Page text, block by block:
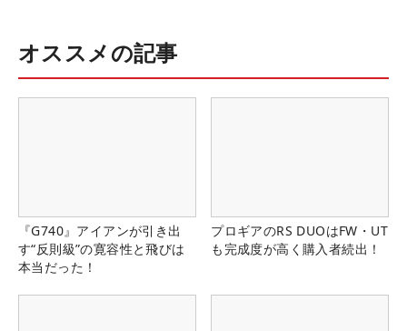
オススメの記事
『G740』アイアンが引き出
す“反則級”の寛容性と飛びは
本当だった！
プロギアのRS DUOはFW・UT
も完成度が高く購入者続出！